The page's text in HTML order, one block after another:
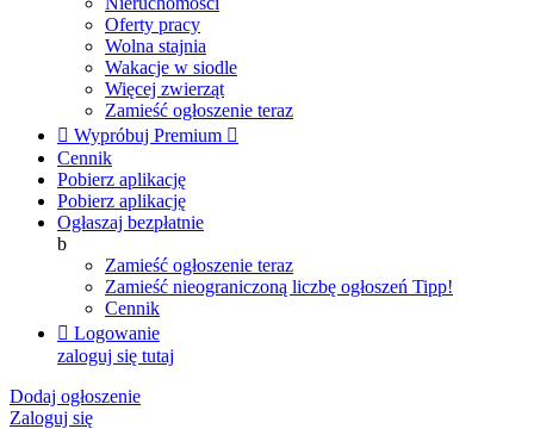
Oferty pracy
Wolna stajnia
Wakacje w siodle
Więcej zwierząt
Zamieść ogłoszenie teraz
 Wypróbuj Premium 
Cennik
Pobierz aplikację
Pobierz aplikację
Ogłaszaj bezpłatnie
b
Zamieść ogłoszenie teraz
Zamieść nieograniczoną liczbę ogłoszeń Tipp!
Cennik
 Logowanie
zaloguj się tutaj
Dodaj ogłoszenie
Zaloguj się